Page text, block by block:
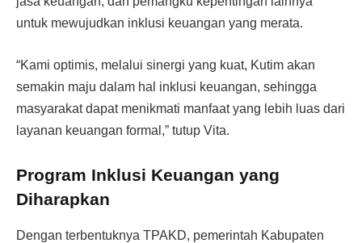
untuk mewujudkan inklusi keuangan yang merata.
“Kami optimis, melalui sinergi yang kuat, Kutim akan
semakin maju dalam hal inklusi keuangan, sehingga
masyarakat dapat menikmati manfaat yang lebih luas dari
layanan keuangan formal,” tutup Vita.
Program Inklusi Keuangan yang
Diharapkan
Dengan terbentuknya TPAKD, pemerintah Kabupaten